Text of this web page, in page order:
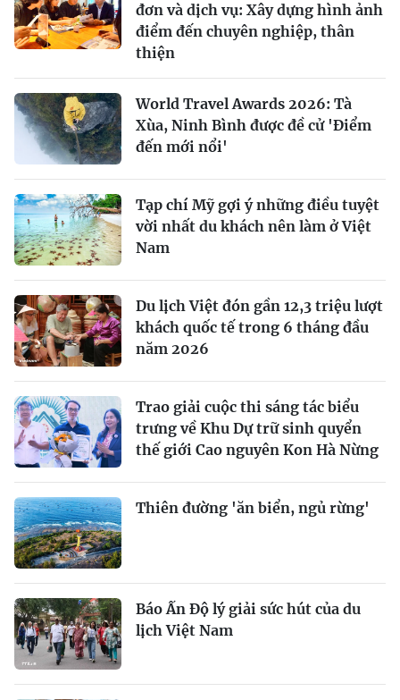
đơn và dịch vụ: Xây dựng hình ảnh
điểm đến chuyên nghiệp, thân
thiện
World Travel Awards 2026: Tà
Xùa, Ninh Bình được đề cử 'Điểm
đến mới nổi'
Tạp chí Mỹ gợi ý những điều tuyệt
vời nhất du khách nên làm ở Việt
Nam
Du lịch Việt đón gần 12,3 triệu lượt
khách quốc tế trong 6 tháng đầu
năm 2026
Trao giải cuộc thi sáng tác biểu
trưng về Khu Dự trữ sinh quyển
thế giới Cao nguyên Kon Hà Nừng
Thiên đường 'ăn biển, ngủ rừng'
Báo Ấn Độ lý giải sức hút của du
lịch Việt Nam